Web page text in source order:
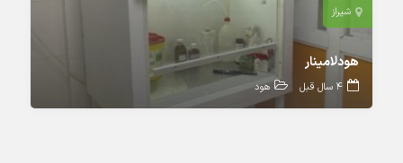
شیراز
هودلامینار
4 سال قبل هود